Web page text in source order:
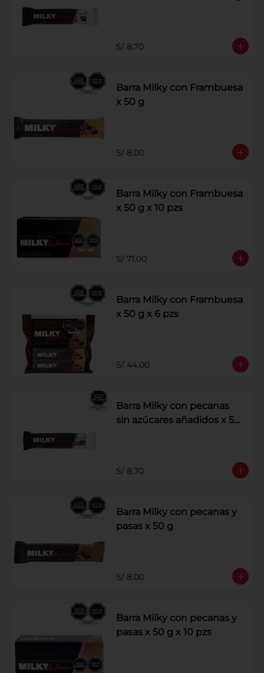
S/ 8.70
Barra Milky con Frambuesa
x 50 g
S/ 8.00
Barra Milky con Frambuesa
x 50 g x 10 pzs
S/ 71.00
Barra Milky con Frambuesa
x 50 g x 6 pzs
S/ 44.00
Barra Milky con pecanas
sin azúcares añadidos x 50
S/ 8.70
Barra Milky con pecanas y
pasas x 50 g
S/ 8.00
Barra Milky con pecanas y
pasas x 50 g x 10 pzs